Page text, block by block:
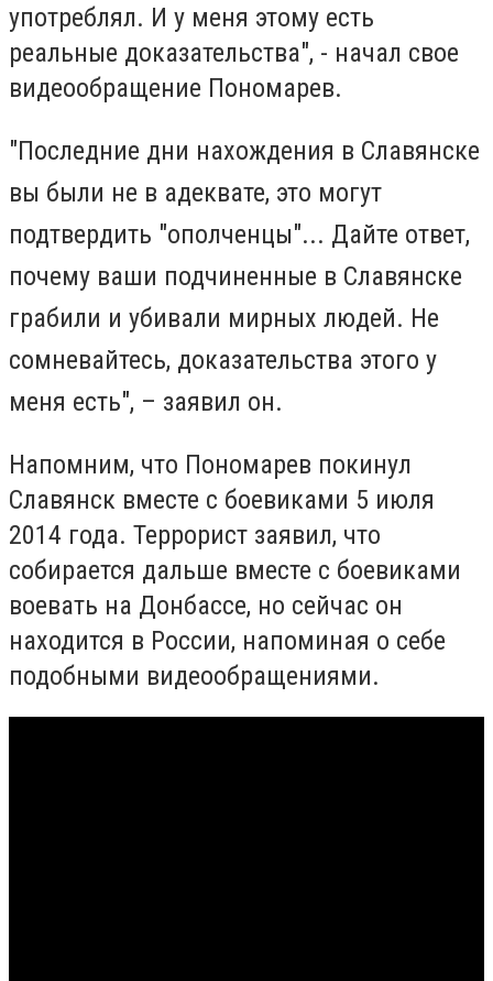
употреблял. И у меня этому есть
реальные доказательства", - начал свое
видеообращение Пономарев.
"Последние дни нахождения в Славянске
вы были не в адеквате, это могут
подтвердить "ополченцы"... Дайте ответ,
почему ваши подчиненные в Славянске
грабили и убивали мирных людей. Не
сомневайтесь, доказательства этого у
меня есть", – заявил он.
Напомним, что Пономарев покинул
Славянск вместе с боевиками 5 июля
2014 года. Террорист заявил, что
собирается дальше вместе с боевиками
воевать на Донбассе, но сейчас он
находится в России, напоминая о себе
подобными видеообращениями.